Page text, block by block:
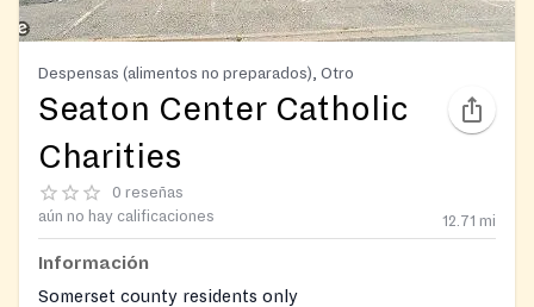
Despensas (alimentos no preparados), Otro
Seaton Center Catholic
Charities
0 reseñas
aún no hay calificaciones
12.71 mi
Información
Somerset county residents only